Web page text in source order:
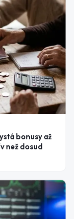
bonusy až
než dosud